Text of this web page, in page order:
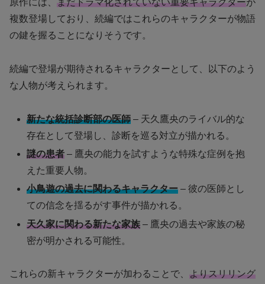
原作には、 まだドラマ化されていない重要キャラクターが
複数登場しており、続編ではこれらのキャラクターが物語
の鍵を握ることになりそうです。
続編で登場が期待されるキャラクターとして、以下のよう
な人物が考えられます。
新たな統括診断部の医師 – 天久鷹央のライバル的な
存在として登場し、診断を巡る対立が描かれる。
謎の患者 – 鷹央の能力を試すような特殊な症例を抱
えた重要人物。
小鳥遊の過去に関わるキャラクター – 彼の医師とし
ての信念を揺るがす事件が描かれる。
天久家に関わる新たな家族 – 鷹央の過去や家族の秘
密が明かされる可能性。
これらの新キャラクターが加わることで、 よりスリリング